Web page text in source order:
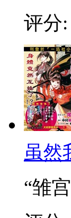
评分:
虽然
“雏